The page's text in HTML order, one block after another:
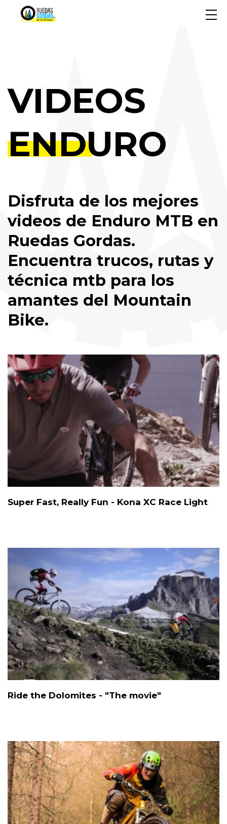
VIDEOS
ENDURO
Disfruta de los mejores
videos de Enduro MTB en
Ruedas Gordas.
Encuentra trucos, rutas y
técnica mtb para los
amantes del Mountain
Bike.
Super Fast, Really Fun - Kona XC Race Light
Ride the Dolomites - "The movie"